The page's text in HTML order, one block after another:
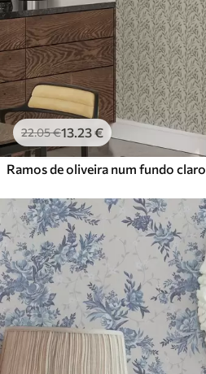
22.05€13.23€
Ramos de oliveira num fundo claro